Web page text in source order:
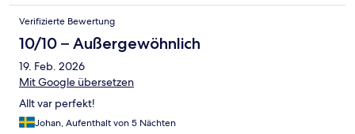
Verifizierte Bewertung
10/10 – Außergewöhnlich
19. Feb. 2026
Mit Google übersetzen
Allt var perfekt!
Johan, Aufenthalt von 5 Nächten